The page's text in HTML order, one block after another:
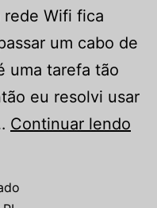
rede Wifi fica
um cabo de
uma tarefa tão
eu resolvi usar
Continuar lendo